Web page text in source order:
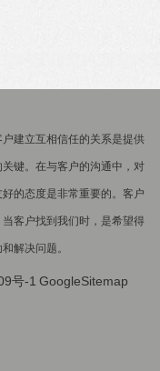
户建立互相信任的关系是提供
关键。在与客户的沟通中，对
的态度是非常重要的。客户
客户找到我们时，是希望得
解决问题。
号-1 GoogleSitemap